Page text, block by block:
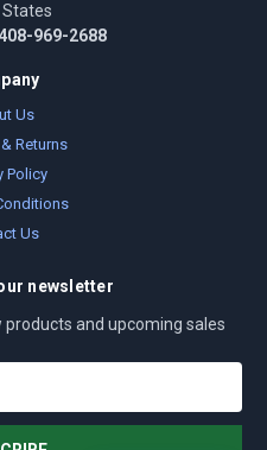
969-2688
Us
Returns
Policy
Us
newsletter
and upcoming sales